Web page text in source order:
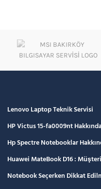
Lenovo Laptop Teknik Servisi
HP Victus 15-fa0009nt
Hp Spectre Notebooklar
Huawei MateBook D16 :
Notebook Seçerken Dikkat